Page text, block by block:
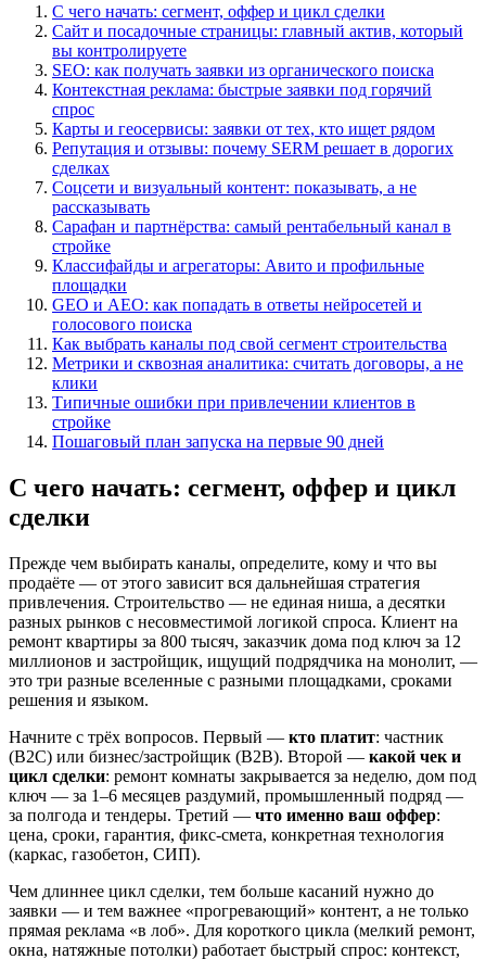
С чего начать: сегмент, оффер и цикл сделки
Сайт и посадочные страницы: главный актив, который
вы контролируете
SEO: как получать заявки из органического поиска
Контекстная реклама: быстрые заявки под горячий
спрос
Карты и геосервисы: заявки от тех, кто ищет рядом
Репутация и отзывы: почему SERM решает в дорогих
сделках
Соцсети и визуальный контент: показывать, а не
рассказывать
Сарафан и партнёрства: самый рентабельный канал в
стройке
Классифайды и агрегаторы: Авито и профильные
площадки
GEO и AEO: как попадать в ответы нейросетей и
голосового поиска
Как выбрать каналы под свой сегмент строительства
Метрики и сквозная аналитика: считать договоры, а не
клики
Типичные ошибки при привлечении клиентов в
стройке
Пошаговый план запуска на первые 90 дней
С чего начать: сегмент, оффер и цикл
сделки
Прежде чем выбирать каналы, определите, кому и что вы
продаёте — от этого зависит вся дальнейшая стратегия
привлечения. Строительство — не единая ниша, а десятки
разных рынков с несовместимой логикой спроса. Клиент на
ремонт квартиры за 800 тысяч, заказчик дома под ключ за 12
миллионов и застройщик, ищущий подрядчика на монолит, —
это три разные вселенные с разными площадками, сроками
решения и языком.
Начните с трёх вопросов. Первый — кто платит: частник
(B2C) или бизнес/застройщик (B2B). Второй — какой чек и
цикл сделки: ремонт комнаты закрывается за неделю, дом под
ключ — за 1–6 месяцев раздумий, промышленный подряд —
за полгода и тендеры. Третий — что именно ваш оффер:
цена, сроки, гарантия, фикс-смета, конкретная технология
(каркас, газобетон, СИП).
Чем длиннее цикл сделки, тем больше касаний нужно до
заявки — и тем важнее «прогревающий» контент, а не только
прямая реклама «в лоб». Для короткого цикла (мелкий ремонт,
окна, натяжные потолки) работает быстрый спрос: контекст,